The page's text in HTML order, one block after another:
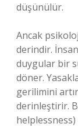
düşünülür.
Ancak
derindir. İnsan
duygular bir
döner.
gerilimini
derinleştirir.